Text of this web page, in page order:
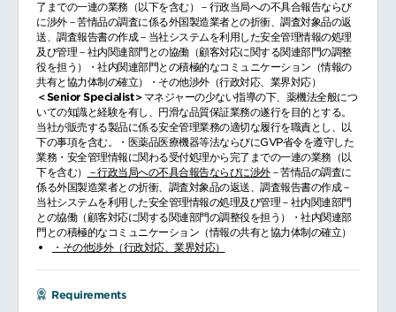
了までの一連の業務（以下を含む）－行政当局への不具合報告ならび
に渉外－苦情品の調査に係る外国製造業者との折衝、調査対象品の返
送、調査報告書の作成－当社システムを利用した安全管理情報の処理
及び管理－社内関連部門との協働（顧客対応に関する関連部門の調整
役を担う）・社内関連部門との積極的なコミュニケーション（情報の
共有と協力体制の確立）・その他渉外（行政対応、業界対応）
＜Senior Specialist＞ マネジャーの少ない指導の下、薬機法全般につ
いての知識と経験を有し、円滑な品質保証業務の遂行を目的とする。
当社が販売する製品に係る安全管理業務の適切な履行を職責とし、以
下の事項を含む。・医薬品医療機器等法ならびにGVP省令を遵守した
業務・安全管理情報に関わる受付処理から完了までの一連の業務（以
下を含む）
－行政当局への不具合報告ならびに渉外－苦情品の調査に
係る外国製造業者との折衝、調査対象品の返送、調査報告書の作成－
当社システムを利用した安全管理情報の処理及び管理－社内関連部門
との協働（顧客対応に関する関連部門の調整役を担う）・社内関連部
門との積極的なコミュニケーション（情報の共有と協力体制の確立）
・その他渉外（行政対応、業界対応）
Requirements